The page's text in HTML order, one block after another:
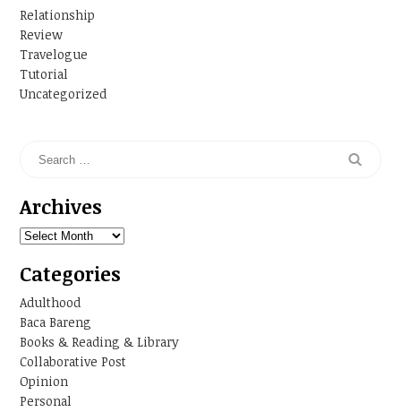
Relationship
Review
Travelogue
Tutorial
Uncategorized
Archives
Archives
Categories
Adulthood
Baca Bareng
Books & Reading & Library
Collaborative Post
Opinion
Personal